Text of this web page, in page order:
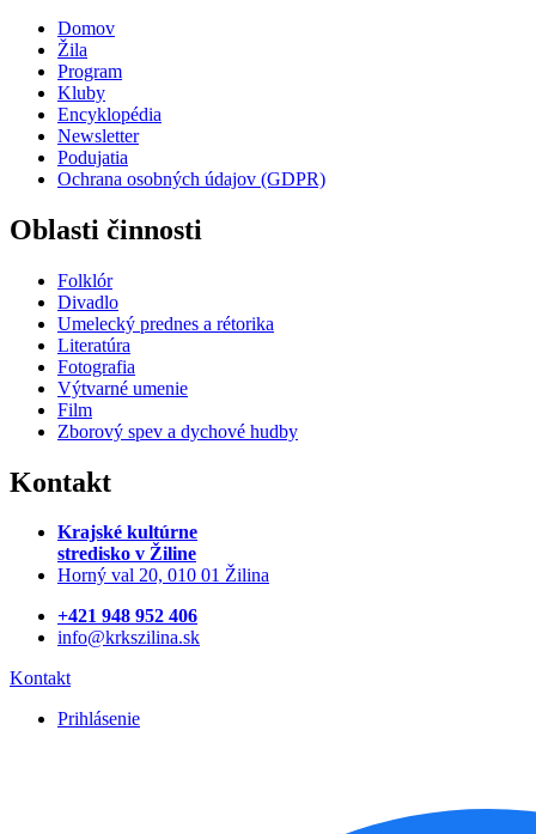
Domov
Žila
Program
Kluby
Encyklopédia
Newsletter
Podujatia
Ochrana osobných údajov (GDPR)
Oblasti činnosti
Folklór
Divadlo
Umelecký prednes a rétorika
Literatúra
Fotografia
Výtvarné umenie
Film
Zborový spev a dychové hudby
Kontakt
Krajské kultúrne
stredisko v Žiline
Horný val 20, 010 01 Žilina
+421 948 952 406
info@krkszilina.sk
Kontakt
Prihlásenie